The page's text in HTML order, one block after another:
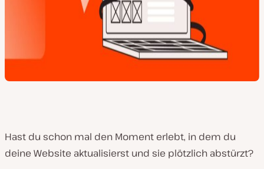
Hast du schon mal den Moment erlebt, in dem du
deine Website aktualisierst und sie plötzlich abstürzt?